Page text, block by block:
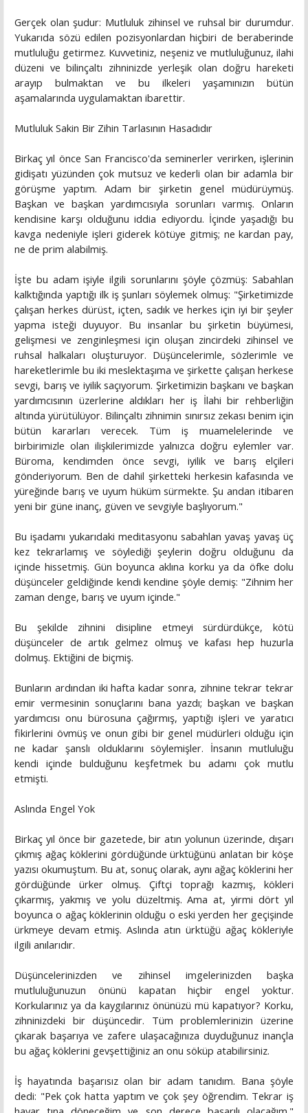
Gerçek olan şudur: Mutluluk zihinsel ve ruhsal bir durumdur.
Yukarıda sözü edilen pozisyonlardan hiçbiri de beraberinde
mutluluğu getirmez. Kuvvetiniz, neşeniz ve mutluluğunuz, ilahi
düzeni ve bilinçaltı zihninizde yerleşik olan doğru hareketi
arayıp bulmaktan ve bu ilkeleri yaşamınızın bütün
aşamalarında uygulamaktan ibarettir.
Mutluluk Sakin Bir Zihin Tarlasının Hasadıdır
Birkaç yıl önce San Francisco'da seminerler verirken, işlerinin
gidişatı yüzünden çok mutsuz ve kederli olan bir adamla bir
görüşme yaptım. Adam bir şirketin genel müdürüymüş.
Başkan ve başkan yardımcısıyla sorunları varmış. Onların
kendisine karşı olduğunu iddia ediyordu. İçinde yaşadığı bu
kavga nedeniyle işleri giderek kötüye gitmiş; ne kardan pay,
ne de prim alabilmiş.
İşte bu adam işiyle ilgili sorunlarını şöyle çözmüş: Sabahlan
kalktığında yaptığı ilk iş şunları söylemek olmuş: "Şirketimizde
çalışan herkes dürüst, içten, sadık ve herkes için iyi bir şeyler
yapma isteği duyuyor. Bu insanlar bu şirketin büyümesi,
gelişmesi ve zenginleşmesi için oluşan zincirdeki zihinsel ve
ruhsal halkaları oluşturuyor. Düşüncelerimle, sözlerimle ve
hareketlerimle bu iki meslektaşıma ve şirkette çalışan herkese
sevgi, barış ve iyilik saçıyorum. Şirketimizin başkanı ve başkan
yardımcısının üzerlerine aldıkları her iş İlahi bir rehberliğin
altında yürütülüyor. Bilinçaltı zihnimin sınırsız zekası benim için
bütün kararları verecek. Tüm iş muamelelerinde ve
birbirimizle olan ilişkilerimizde yalnızca doğru eylemler var.
Büroma, kendimden önce sevgi, iyilik ve barış elçileri
gönderiyorum. Ben de dahil şirketteki herkesin kafasında ve
yüreğinde barış ve uyum hüküm sürmekte. Şu andan itibaren
yeni bir güne inanç, güven ve sevgiyle başlıyorum."
Bu işadamı yukarıdaki meditasyonu sabahlan yavaş yavaş üç
kez tekrarlamış ve söylediği şeylerin doğru olduğunu da
içinde hissetmiş. Gün boyunca aklına korku ya da öfke dolu
düşünceler geldiğinde kendi kendine şöyle demiş: "Zihnim her
zaman denge, barış ve uyum içinde."
Bu şekilde zihnini disipline etmeyi sürdürdükçe, kötü
düşünceler de artık gelmez olmuş ve kafası hep huzurla
dolmuş. Ektiğini de biçmiş.
Bunların ardından iki hafta kadar sonra, zihnine tekrar tekrar
emir vermesinin sonuçlarını bana yazdı; başkan ve başkan
yardımcısı onu bürosuna çağırmış, yaptığı işleri ve yaratıcı
fikirlerini övmüş ve onun gibi bir genel müdürleri olduğu için
ne kadar şanslı olduklarını söylemişler. İnsanın mutluluğu
kendi içinde bulduğunu keşfetmek bu adamı çok mutlu
etmişti.
Aslında Engel Yok
Birkaç yıl önce bir gazetede, bir atın yolunun üzerinde, dışarı
çıkmış ağaç köklerini gördüğünde ürktüğünü anlatan bir köşe
yazısı okumuştum. Bu at, sonuç olarak, aynı ağaç köklerini her
gördüğünde ürker olmuş. Çiftçi toprağı kazmış, kökleri
çıkarmış, yakmış ve yolu düzeltmiş. Ama at, yirmi dört yıl
boyunca o ağaç köklerinin olduğu o eski yerden her geçişinde
ürkmeye devam etmiş. Aslında atın ürktüğü ağaç kökleriyle
ilgili anılarıdır.
Düşüncelerinizden ve zihinsel imgelerinizden başka
mutluluğunuzun önünü kapatan hiçbir engel yoktur.
Korkularınız ya da kaygılarınız önünüzü mü kapatıyor? Korku,
zihninizdeki bir düşüncedir. Tüm problemlerinizin üzerine
çıkarak başarıya ve zafere ulaşacağınıza duyduğunuz inançla
bu ağaç köklerini gevşettiğiniz an onu söküp atabilirsiniz.
İş hayatında başarısız olan bir adam tanıdım. Bana şöyle
dedi: "Pek çok hatta yaptım ve çok şey öğrendim. Tekrar iş